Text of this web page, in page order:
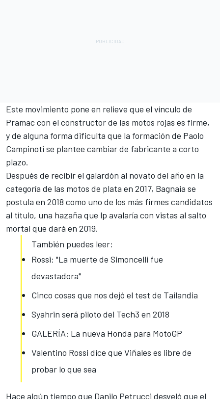
Este movimiento pone en relieve que el vínculo de
Pramac con el constructor de las motos rojas es firme,
y de alguna forma dificulta que la formación de Paolo
Campinoti se plantee cambiar de fabricante a corto
plazo.
Después de recibir el galardón al novato del año en la
categoría de las motos de plata en 2017, Bagnaia se
postula en 2018 como uno de los más firmes candidatos
al título, una hazaña que lp avalaría con vistas al salto
mortal que dará en 2019.
También puedes leer:
Rossi: "La muerte de Simoncelli fue
devastadora"
Cinco cosas que nos dejó el test de Tailandia
Syahrin será piloto del Tech3 en 2018
GALERÍA: La nueva Honda para MotoGP
Valentino Rossi dice que Viñales es libre de
probar lo que sea
Hace algún tiempo que Danilo Petrucci desveló que el